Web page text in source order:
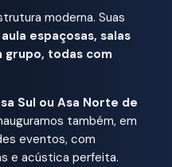
moderna. Suas
aula espaçosas, salas
grupo, todas com
Sul ou Asa Norte de
também, em
eventos, com
e acústica perfeita.